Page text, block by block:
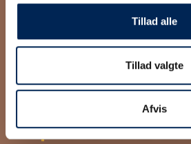
Tillad alle
Tillad valgte
Afvis
Samsø - et levende
Danmark
TID TIL